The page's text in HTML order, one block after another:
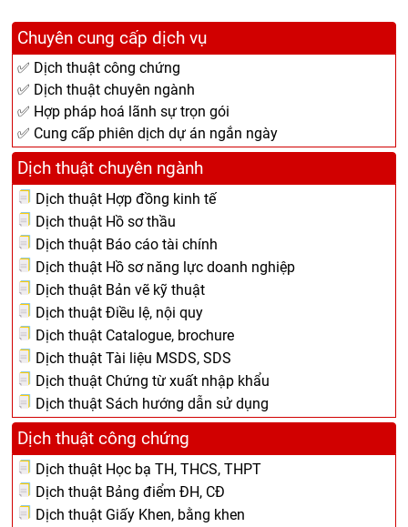
Chuyên cung cấp dịch vụ
✅ Dịch thuật công chứng
✅ Dịch thuật chuyên ngành
✅ Hợp pháp hoá lãnh sự trọn gói
✅ Cung cấp phiên dịch dự án ngắn ngày
Dịch thuật chuyên ngành
Dịch thuật Hợp đồng kinh tế
Dịch thuật Hồ sơ thầu
Dịch thuật Báo cáo tài chính
Dịch thuật Hồ sơ năng lực doanh nghiệp
Dịch thuật Bản vẽ kỹ thuật
Dịch thuật Điều lệ, nội quy
Dịch thuật Catalogue, brochure
Dịch thuật Tài liệu MSDS, SDS
Dịch thuật Chứng từ xuất nhập khẩu
Dịch thuật Sách hướng dẫn sử dụng
Dịch thuật công chứng
Dịch thuật Học bạ TH, THCS, THPT
Dịch thuật Bảng điểm ĐH, CĐ
Dịch thuật Giấy Khen, bằng khen